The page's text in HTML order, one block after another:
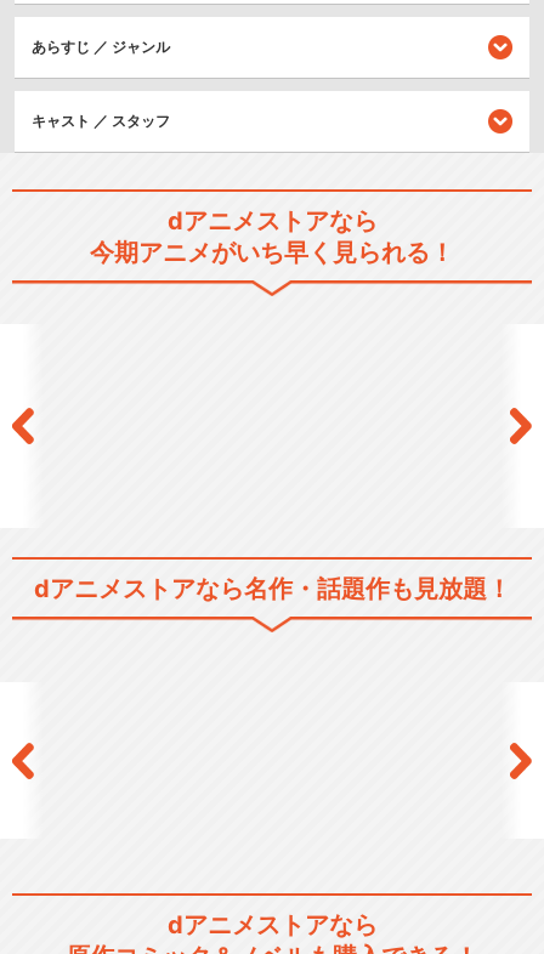
あらすじ ／ ジャンル
キャスト ／ スタッフ
dアニメストアなら
今期アニメがいち早く見られる！
dアニメストアなら名作・話題作も見放題！
dアニメストアなら